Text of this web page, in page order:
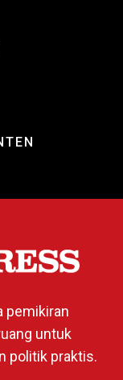
pemikiran
untuk
politik praktis.